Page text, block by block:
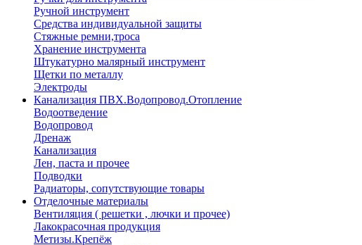
Ручной инструмент
Средства индивидуальной защиты
Стяжные ремни,троса
Хранение инструмента
Штукатурно малярный инструмент
Щетки по металлу
Электроды
Канализация ПВХ.Водопровод.Отопление
Водоотведение
Водопровод
Дренаж
Канализация
Лен, паста и прочее
Подводки
Радиаторы, сопутствующие товары
Отделочные материалы
Вентиляция ( решетки , лючки и прочее)
Лакокрасочная продукция
Метизы.Крепёж